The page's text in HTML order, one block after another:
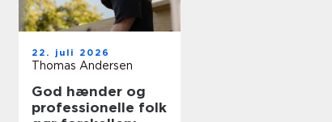
22. juli 2026
Thomas Andersen
God hænder og
professionelle folk